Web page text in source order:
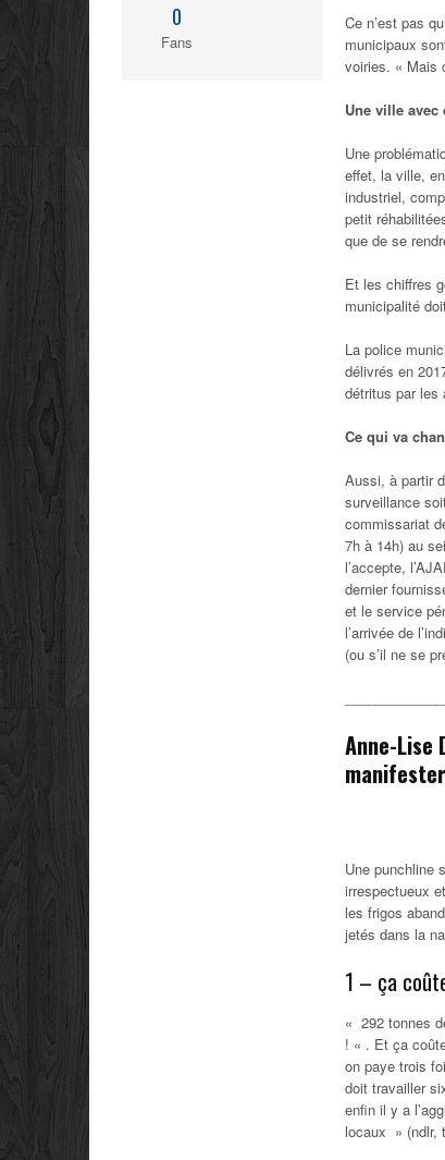
Ce n’est pas
municipaux
voiries. « Mais
Une ville avec
Une
effet, la ville,
industriel,
petit
que de se
Et les chiffres
municipalité
La police
délivrés en
détritus par les
Ce qui va
Aussi, à partir
surveillance
commissariat
7h à 14h) au
l’accepte,
dernier
et le service
l’arrivée de
(ou s’il ne se
Anne-Lise
Une punchline
irrespectueux
les frigos
jetés dans la
1 – ça
« 292 tonnes
! « . Et ça
on paye trois
doit travailler
enfin il y a
locaux » (ndlr,
0
Fans